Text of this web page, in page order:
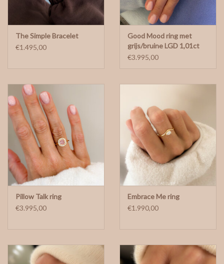
The Simple Bracelet
€1.495,00
Good Mood ring met
grijs/bruine LGD 1,01ct
€3.995,00
Pillow Talk ring
€3.995,00
Embrace Me ring
€1.990,00